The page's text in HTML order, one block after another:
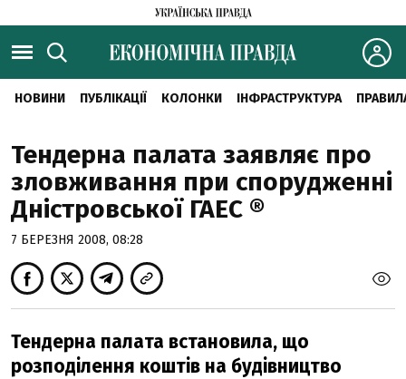
НОВИНИ ПУБЛІКАЦІЇ КОЛОНКИ ІНФРАСТРУКТУРА
Тендерна палата заявляє про
зловживання при спорудженні
Дністровської ГАЕС ®
7 БЕРЕЗНЯ 2008, 08:28
Тендерна палата встановила, що
розподілення коштів на будівництво